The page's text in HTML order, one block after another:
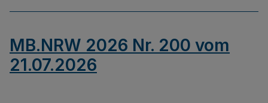
MB.NRW 2026 Nr. 200 vom
21.07.2026